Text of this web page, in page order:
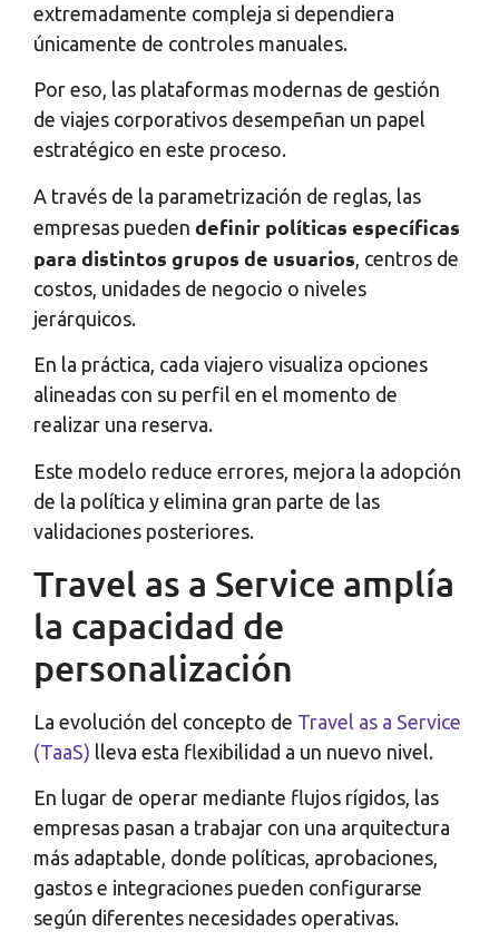
extremadamente compleja si dependiera
únicamente de controles manuales.
Por eso, las plataformas modernas de gestión
de viajes corporativos desempeñan un papel
estratégico en este proceso.
A través de la parametrización de reglas, las
empresas pueden definir políticas específicas
para distintos grupos de usuarios , centros de
costos, unidades de negocio o niveles
jerárquicos.
En la práctica, cada viajero visualiza opciones
alineadas con su perfil en el momento de
realizar una reserva.
Este modelo reduce errores, mejora la adopción
de la política y elimina gran parte de las
validaciones posteriores.
Travel as a Service amplía
la capacidad de
personalización
La evolución del concepto de Travel as a Service
(TaaS) lleva esta flexibilidad a un nuevo nivel.
En lugar de operar mediante flujos rígidos, las
empresas pasan a trabajar con una arquitectura
más adaptable, donde políticas, aprobaciones,
gastos e integraciones pueden configurarse
según diferentes necesidades operativas.